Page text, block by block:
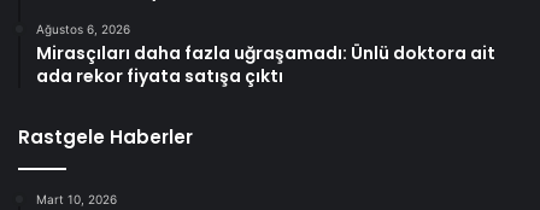
Ağustos 6, 2026
Mirasçıları daha fazla uğraşamadı: Ünlü doktora ait
ada rekor fiyata satışa çıktı
Rastgele Haberler
Mart 10, 2026